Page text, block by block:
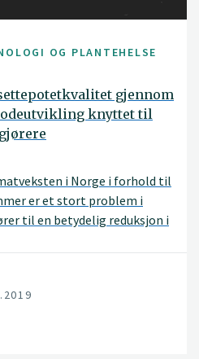
OG PLANTEHELSE
gjennom
knyttet til
i Norge i forhold til
er et stort problem i
til en betydelig reduksjon i
Spesielt
av de viktige
vanskelig å oppdage
gi synlige symptom, i
kunnskapsbehov i forhold